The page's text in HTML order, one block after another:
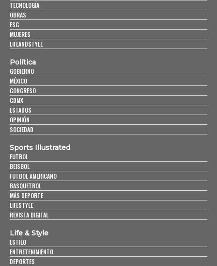
TECNOLOGÍA
OBRAS
ESG
MUJERES
LIFEANDSTYLE
Política
GOBIERNO
MÉXICO
CONGRESO
CDMX
ESTADOS
OPINIÓN
SOCIEDAD
Sports Illustrated
FUTBOL
BEISBOL
FUTBOL AMERICANO
BASQUETBOL
MÁS DEPORTE
LIFESTYLE
REVISTA DIGITAL
Life & Style
ESTILO
ENTRETENIMIENTO
DEPORTES